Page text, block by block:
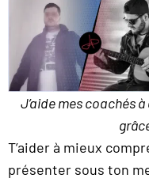
J’aide mes coachés
T’aider à mieux
présenter sous ton